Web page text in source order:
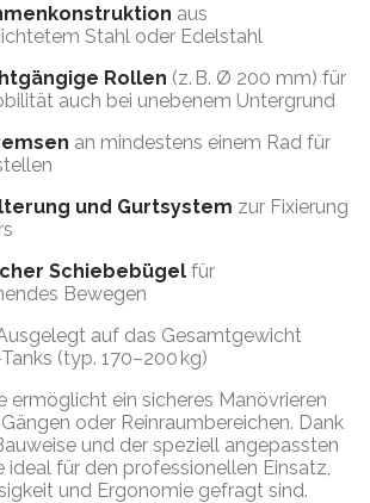
aus
Stahl oder Edelstahl
Rollen (z. B. Ø 200 mm) für
auch bei unebenem Untergrund
an mindestens einem Rad für
und Gurtsystem zur Fixierung
Schiebebügel für
Bewegen
auf das Gesamtgewicht
(typ. 170–200 kg)
ermöglicht ein sicheres Manövrieren
oder Reinraumbereichen. Dank
und der speziell angepassten
ideal für den professionellen Einsatz,
und Ergonomie gefragt sind.